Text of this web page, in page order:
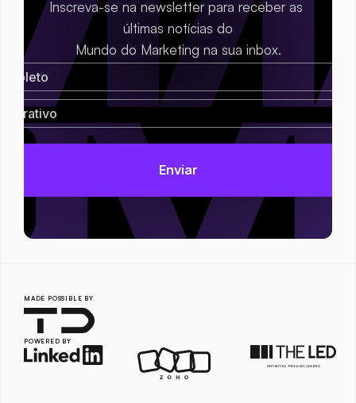
Inscreva-se na newsletter para receber as
últimas notícias do
Mundo do Marketing na sua inbox.
MADE POSSIBLE BY
POWERED BY